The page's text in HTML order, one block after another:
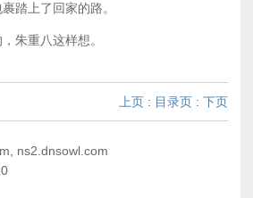
踏上了回家的路。
重八这样想。
上页 : 目录页 : 下页
ns2.dnsowl.com